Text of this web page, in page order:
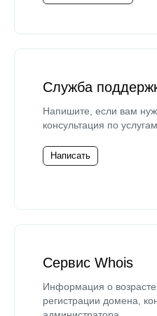
Служба
Напишите, если вам
консультация по услугам.
Написать
Сервис Whois
Информация о возрасте
регистрации домена,